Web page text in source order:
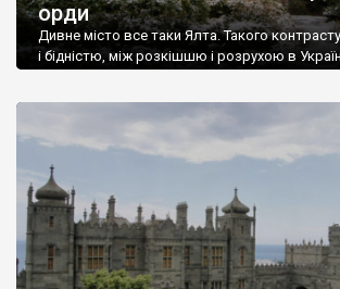
орди
Дивне місто все таки Ялта. Такого
і бідністю, між розкішшю і розрухою в